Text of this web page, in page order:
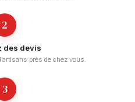
2
des devis
près de chez vous.
3